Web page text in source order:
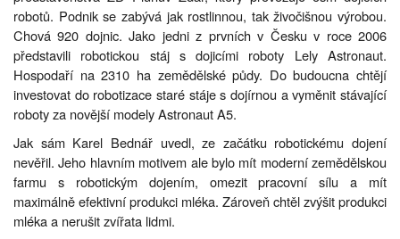
robotů. Podnik se zabývá jak rostlinnou, tak živočišnou výrobou.
Chová 920 dojnic. Jako jedni z prvních v Česku v roce 2006
představili robotickou stáj s dojicími roboty Lely Astronaut.
Hospodaří na 2310 ha zemědělské půdy. Do budoucna chtějí
investovat do robotizace staré stáje s dojírnou a vyměnit stávající
roboty za novější modely Astronaut A5.
Jak sám Karel Bednář uvedl, ze začátku robotickému dojení
nevěřil. Jeho hlavním motivem ale bylo mít moderní zemědělskou
farmu s robotickým dojením, omezit pracovní sílu a mít
maximálně efektivní produkci mléka. Zároveň chtěl zvýšit produkci
mléka a nerušit zvířata lidmi.